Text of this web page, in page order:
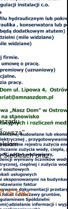
Siedlcach oraz
bez